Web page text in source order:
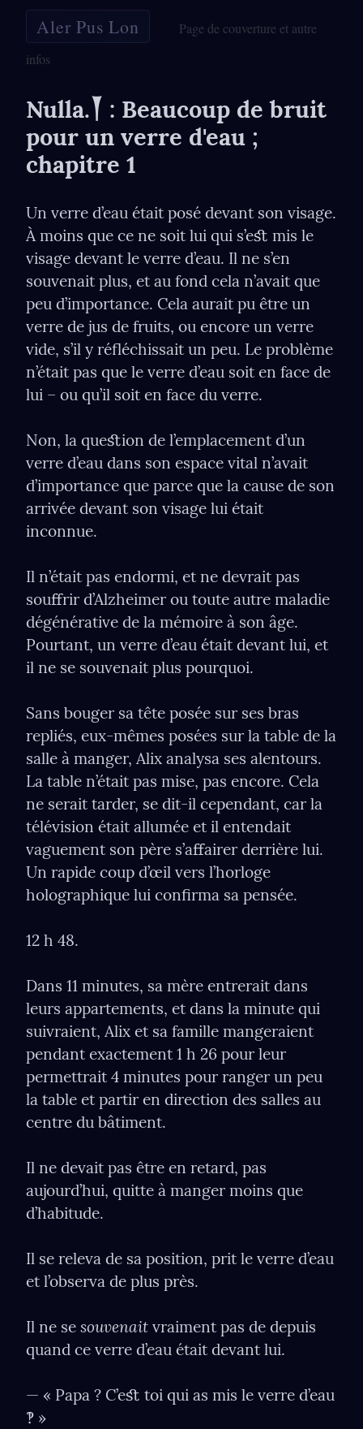
Aler Pus Lon
Page de couverture et autre
infos
Nulla.𒐕 : Beaucoup de bruit
pour un verre d'eau ;
chapitre 1
Un verre d’eau était posé devant son visage.
À moins que ce ne soit lui qui s’eﬆ mis le
visage devant le verre d’eau. Il ne s’en
souvenait plus, et au fond cela n’avait que
peu d’importance. Cela aurait pu être un
verre de jus de fruits, ou encore un verre
vide, s’il y réﬂéchissait un peu. Le problème
n’était pas que le verre d’eau soit en face de
lui – ou qu’il soit en face du verre.
Non, la queﬆion de l’emplacement d’un
verre d’eau dans son espace vital n’avait
d’importance que parce que la cause de son
arrivée devant son visage lui était
inconnue.
Il n’était pas endormi, et ne devrait pas
souﬀrir d’Alzheimer ou toute autre maladie
dégénérative de la mémoire à son âge.
Pourtant, un verre d’eau était devant lui, et
il ne se souvenait plus pourquoi.
Sans bouger sa tête posée sur ses bras
repliés, eux-mêmes posées sur la table de la
salle à manger, Alix analysa ses alentours.
La table n’était pas mise, pas encore. Cela
ne serait tarder, se dit-il cependant, car la
télévision était allumée et il entendait
vaguement son père s’aﬀairer derrière lui.
Un rapide coup d’œil vers l’horloge
holographique lui conﬁrma sa pensée.
12 h 48.
Dans 11 minutes, sa mère entrerait dans
leurs appartements, et dans la minute qui
suivraient, Alix et sa famille mangeraient
pendant exactement 1 h 26 pour leur
permettrait 4 minutes pour ranger un peu
la table et partir en direction des salles au
centre du bâtiment.
Il ne devait pas être en retard, pas
aujourd’hui, quitte à manger moins que
d’habitude.
Il se releva de sa position, prit le verre d’eau
et l’observa de plus près.
Il ne se souvenait vraiment pas de depuis
quand ce verre d’eau était devant lui.
— « Papa ? C’eﬆ toi qui as mis le verre d’eau
‽ »